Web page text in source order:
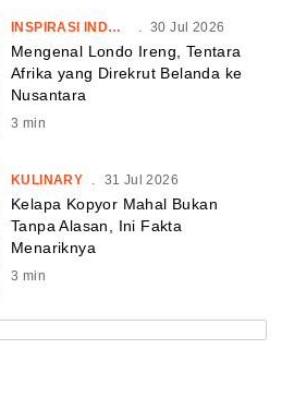
INSPIRASI INDONESIA 30 Jul 2026
Mengenal Londo Ireng, Tentara
Afrika yang Direkrut Belanda ke
Nusantara
3 min
KULINARY 31 Jul 2026
Kelapa Kopyor Mahal Bukan
Tanpa Alasan, Ini Fakta
Menariknya
3 min